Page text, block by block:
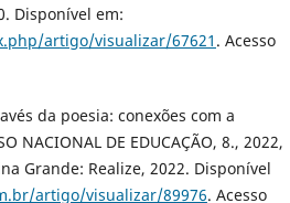
Disponível em:
artigo/visualizar/67621 . Acesso
da poesia: conexões com a
NACIONAL DE EDUCAÇÃO, 8., 2022,
Grande: Realize, 2022. Disponível
artigo/visualizar/89976. Acesso